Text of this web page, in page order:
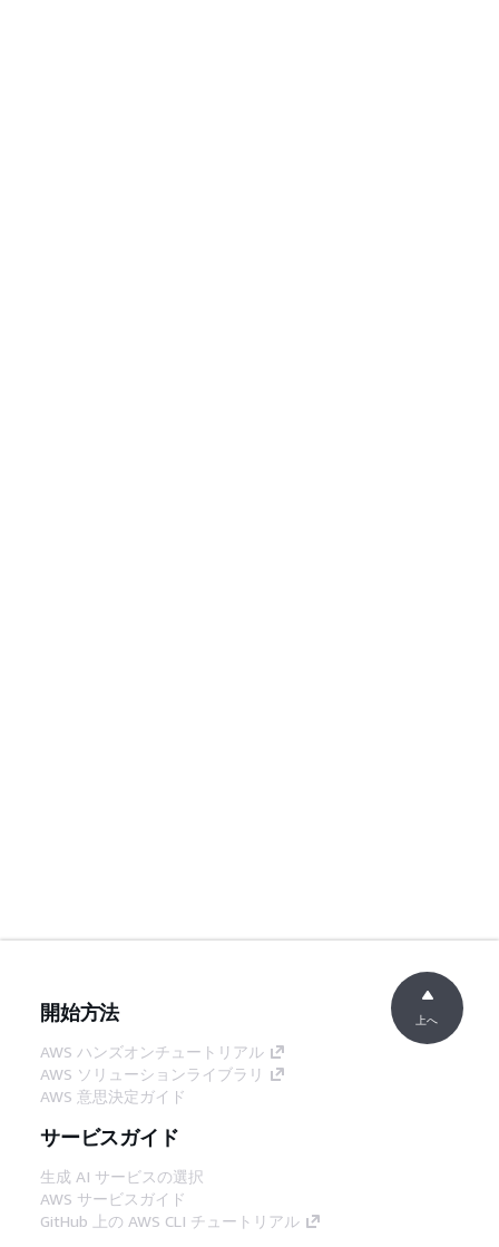
開始方法
AWS ハンズオンチュートリアル
AWS ソリューションライブラリ
AWS 意思決定ガイド
サービスガイド
生成 AI サービスの選択
AWS サービスガイド
GitHub 上の AWS CLI チュートリアル
上へ